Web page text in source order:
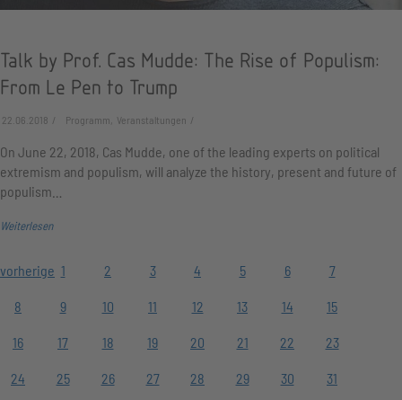
Talk by Prof. Cas Mudde: The Rise of Populism:
From Le Pen to Trump
22.06.2018 Programm, Veranstaltungen
On June 22, 2018, Cas Mudde, one of the leading experts on political
extremism and populism, will analyze the history, present and future of
populism…
Weiterlesen
vorherige 1 2 3 4 5 6 7
8 9 10 11 12 13 14 15
16 17 18 19 20 21 22 23
24 25 26 27 28 29 30 31